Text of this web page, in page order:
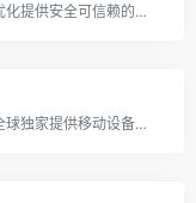
实时网站分析工具，为您的网站推广、优化提供安全可信赖的数据支撑。
酷统计提供专业的SEO统计分析平台，全球独家提供移动设备型号统计分析，SEO对比分析，频道分析，来访对比，搜索引擎分析，关键词分析功能，强大的数据支持